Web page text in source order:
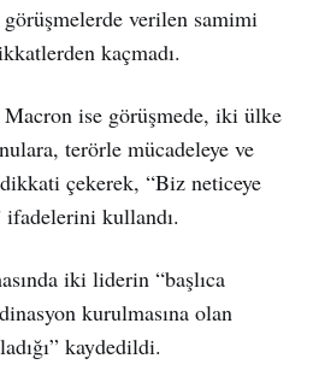
görüşmelerde verilen samimi
kaçmadı.
Macron ise görüşmede, iki ülke
terörle mücadeleye ve
çekerek, “Biz neticeye
ifadelerini kullandı.
iki liderin “başlıca
kurulmasına olan
kaydedildi.